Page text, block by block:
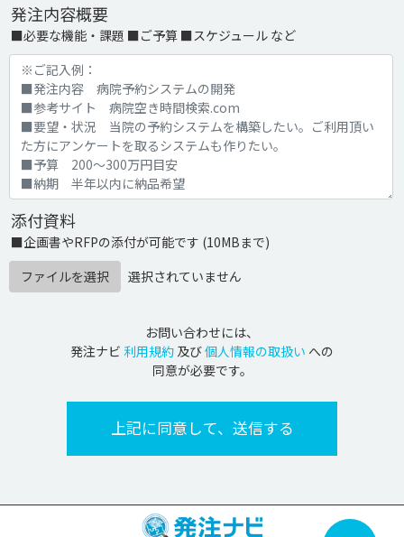
発注内容概要
■必要な機能・課題 ■ご予算 ■スケジュール など
添付資料
■企画書やRFPの添付が可能です (10MBまで)
ファイルを選択
選択されていません
お問い合わせには、
発注ナビ 利用規約 及び個人情報の取扱い への
同意が必要です。